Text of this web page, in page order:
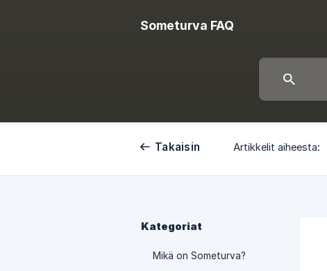
Someturva FAQ
Takaisin Artikkelit aiheesta:
Kategoriat
Mikä on Someturva?